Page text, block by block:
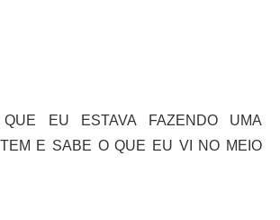
EU ESTAVA FAZENDO UMA
E SABE O QUE EU VI NO MEIO